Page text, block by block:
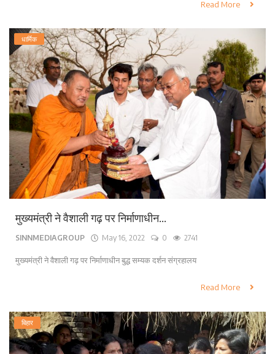
Read More
धार्मिक
मुख्यमंत्री ने वैशाली गढ़ पर निर्माणाधीन...
SINNMEDIAGROUP May 16, 2022 0 2741
मुख्यमंत्री ने वैशाली गढ़ पर निर्माणाधीन बुद्ध सम्यक दर्शन संग्रहालय
Read More
बिहार